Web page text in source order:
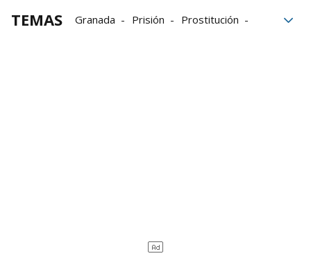
TEMAS Granada Prisión
Prostitución